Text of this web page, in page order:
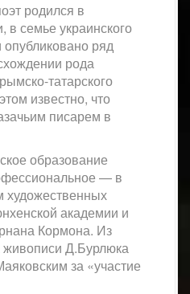
родился в
в семье украинского
ряд
рода
татарского
известно, что
писарем в
образование
— в
художественных
академии и
Кормона. Из
живописи Д.Бурлюка
за «участие